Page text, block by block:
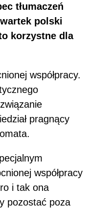
tłumaczeń
polski
korzystne dla
współpracy.
pragnący
współpracy
i tak ona
pozostać poza